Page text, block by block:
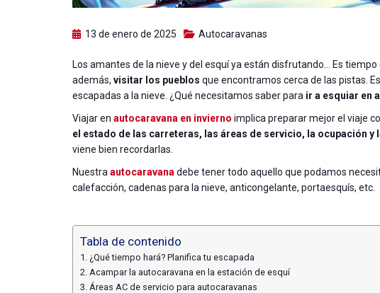
13 de enero de 2025 Autocaravanas
Los amantes de la nieve y del esquí ya están disfrutando… Es
además, visitar los pueblos que encontramos cerca de las pistas.
escapadas a la nieve. ¿Qué necesitamos saber para ir a esquiar en
Viajar en autocaravana en invierno implica preparar mejor el viaje
el estado de las carreteras, las áreas de servicio, la ocupación y
viene bien recordarlas.
Nuestra autocaravana debe tener todo aquello que podamos
calefacción, cadenas para la nieve, anticongelante, portaesquís, etc.
Tabla de contenido
¿Qué tiempo hará? Planifica tu escapada
Acampar la autocaravana en la estación de esquí
Áreas AC de servicio para autocaravanas